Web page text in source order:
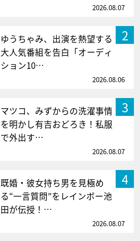
2026.08.07
2
ゆうちゃみ、出演を熱望する
大人気番組を告白「オーディ
ション10…
2026.08.06
3
マツコ、みずからの洗濯事情
を明かし有吉おどろき！私服
で外出す…
2026.08.07
4
既婚・彼女持ち男を見極め
る“一言質問”をレインボー池
田が伝授！…
2026.08.07